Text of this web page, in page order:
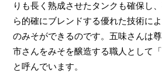
りも長く熟成させたタンクも確保し
ら的確にブレンドする優れた技術に
のみそができるのです。五味さんは
市さんをみそを醸造する職人として「
と呼んでいます。